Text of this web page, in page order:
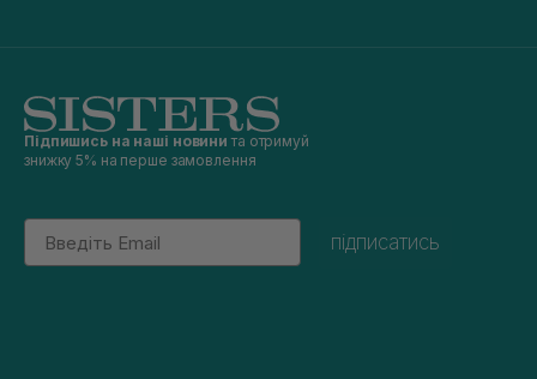
Підпишись на наші новини та отримуй
знижку 5% на перше замовлення
Email
підписатись